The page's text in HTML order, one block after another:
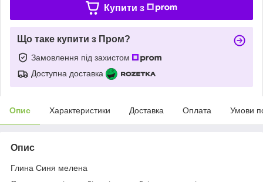
Купити з
Що таке купити з Пром?
Замовлення під захистом
Доступна доставка
Опис Характеристики Доставка Оплата Умови
Опис
Глина Синя мелена